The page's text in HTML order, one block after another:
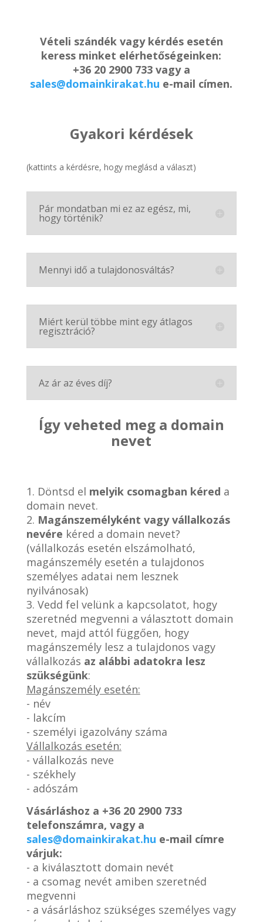
Vételi szándék vagy kérdés esetén
keress minket elérhetőségeinken:
+36 20 2900 733 vagy a
sales@domainkirakat.hu e-mail címen.
Gyakori kérdések
(kattints a kérdésre, hogy meglásd a választ)
Pár mondatban mi ez az egész, mi,
hogy történik?
Mennyi idő a tulajdonosváltás?
Miért kerül többe mint egy átlagos
regisztráció?
Az ár az éves díj?
Így veheted meg a domain
nevet
1. Döntsd el melyik csomagban kéred a
domain nevet.
2. Magánszemélyként vagy vállalkozás
nevére kéred a domain nevet?
(vállalkozás esetén elszámolható,
magánszemély esetén a tulajdonos
személyes adatai nem lesznek
nyilvánosak)
3. Vedd fel velünk a kapcsolatot, hogy
szeretnéd megvenni a választott domain
nevet, majd attól függően, hogy
magánszemély lesz a tulajdonos vagy
vállalkozás az alábbi adatokra lesz
szükségünk:
Magánszemély esetén:
- név
- lakcím
- személyi igazolvány száma
Vállalkozás esetén:
- vállalkozás neve
- székhely
- adószám
Vásárláshoz a +36 20 2900 733
telefonszámra, vagy a
sales@domainkirakat.hu e-mail címre
várjuk:
- a kiválasztott domain nevét
- a csomag nevét amiben szeretnéd
megvenni
- a vásárláshoz szükséges személyes vagy